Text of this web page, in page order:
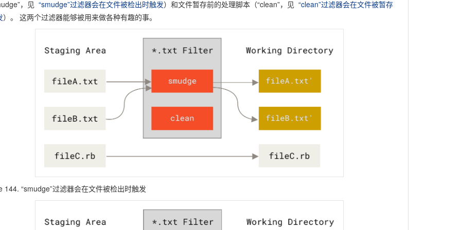
，见 “smudge”过滤器会在文件被检出时触发）和文件暂存前的处理脚本（“clean”，见 “clean”过滤器会在文件被暂存
）。 这两个过滤器能够被用来做各种有趣的事。
144. “smudge”过滤器会在文件被检出时触发